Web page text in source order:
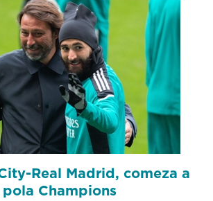
Real Madrid, comeza a
Champions